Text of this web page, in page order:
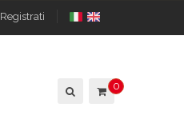
Registrati
0